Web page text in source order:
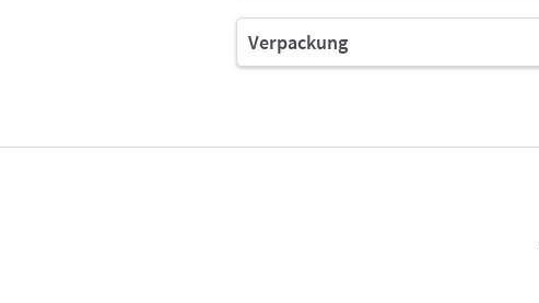
Verpackung